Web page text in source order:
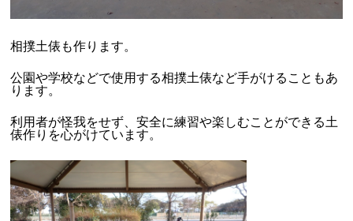
相撲土俵も作ります。
公園や学校などで使用する相撲土俵など手がけることもあ
ります。
利用者が怪我をせず、安全に練習や楽しむことができる土
俵作りを心がけています。